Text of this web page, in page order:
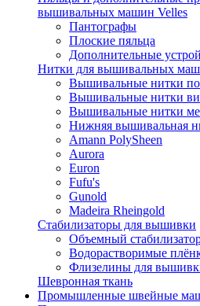
вышивальных машин Velles
Пантографы
Плоские пяльца
Дополнительные
Нитки для вышивальных
Вышивальные нитки
Вышивальные нитки
Вышивальные нитки
Нижняя вышивальная
Amann PolySheen
Aurora
Euron
Fufu's
Gunold
Madeira Rheingold
Стабилизаторы для вышивки
Объемный
Водорастворимые
Флизелины для
Шевронная ткань
Промышленные швейные